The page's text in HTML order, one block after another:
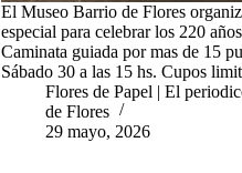
El Museo Barrio de Flores
especial para celebrar los 220
Caminata guiada por mas de 15
Sábado 30 a las 15 hs. Cupos
Flores de Papel | El
de Flores
29 mayo, 2026